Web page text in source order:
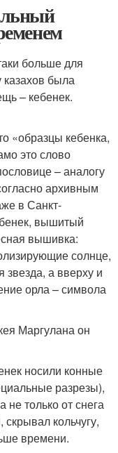
больше для
казахов была
– кебенек.
«образцы кебенка,
это слово
– аналогу
архивным
в Санкт-
вышитый
вышивка:
солнце,
звезда, а вверху и
орла – символа
Маргулана он
носили конные
разрезы),
только от снега
кольчугу,
времени.